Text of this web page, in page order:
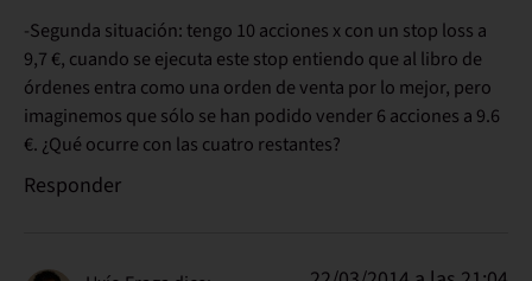
-Segunda situación: tengo 10 acciones x con un stop loss a
9,7 €, cuando se ejecuta este stop entiendo que al libro de
órdenes entra como una orden de venta por lo mejor, pero
imaginemos que sólo se han podido vender 6 acciones a 9.6
€. ¿Qué ocurre con las cuatro restantes?
Responder